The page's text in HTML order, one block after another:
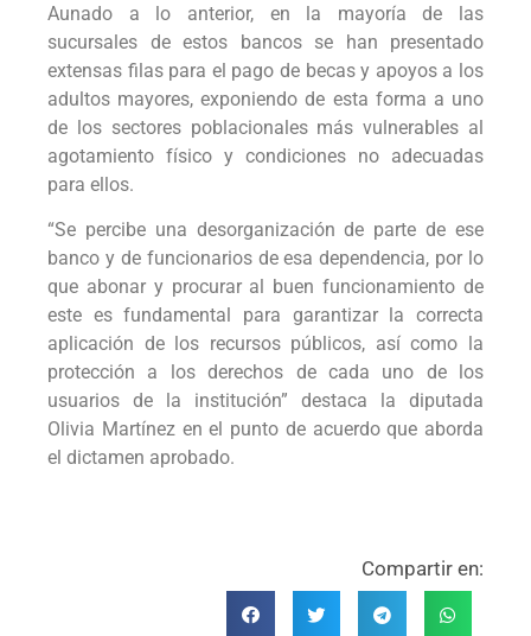
Aunado a lo anterior, en la mayoría de las
sucursales de estos bancos se han presentado
extensas filas para el pago de becas y apoyos a los
adultos mayores, exponiendo de esta forma a uno
de los sectores poblacionales más vulnerables al
agotamiento físico y condiciones no adecuadas
para ellos.
“Se percibe una desorganización de parte de ese
banco y de funcionarios de esa dependencia, por lo
que abonar y procurar al buen funcionamiento de
este es fundamental para garantizar la correcta
aplicación de los recursos públicos, así como la
protección a los derechos de cada uno de los
usuarios de la institución” destaca la diputada
Olivia Martínez en el punto de acuerdo que aborda
el dictamen aprobado.
Compartir en: